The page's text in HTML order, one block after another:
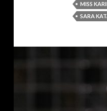
MISS
SARA